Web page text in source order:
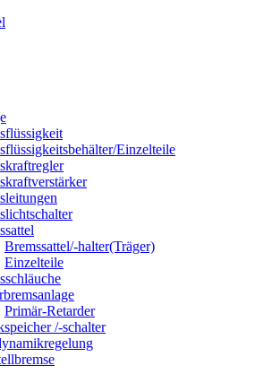
Einzelteile
Bremssattel/-halter(Träger)
Einzelteile
Primär-Retarder
/-schalter